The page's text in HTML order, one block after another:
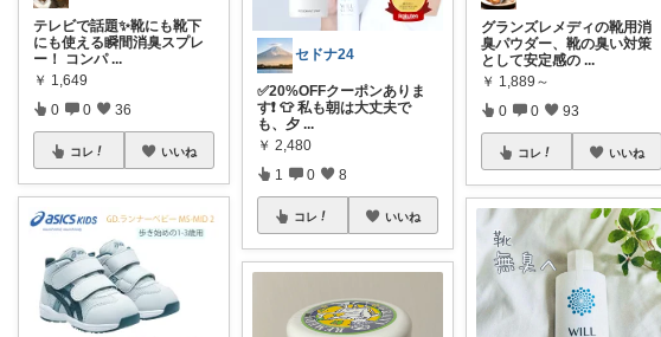
テレビで話題✨靴にも靴下
にも使える瞬間消臭スプレ
ー！ コンパ ...
￥ 1,649
0 0 36
コレ いいね
セドナ24
✅20%OFFクーポンありま
す❗️ 👕 私も朝は大丈夫で
も、夕 ...
￥ 2,480
1 0 8
コレ いいね
グランズレメディの靴用消
臭パウダー、靴の臭い対策
として安定感の ...
￥ 1,889～
0 0 93
コレ いいね